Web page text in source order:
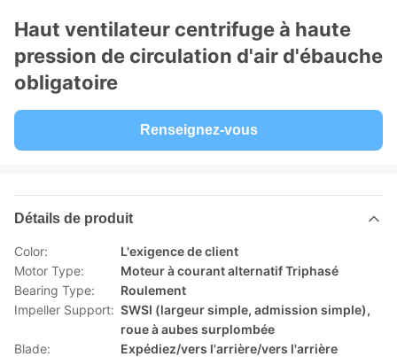
Haut ventilateur centrifuge à haute
pression de circulation d'air d'ébauche
obligatoire
Renseignez-vous
Détails de produit
Color:
L'exigence de client
Motor Type:
Moteur à courant alternatif Triphasé
Bearing Type:
Roulement
Impeller Support: SWSI (largeur simple, admission simple),
roue à aubes surplombée
Blade:
Expédiez/vers l'arrière/vers l'arrière